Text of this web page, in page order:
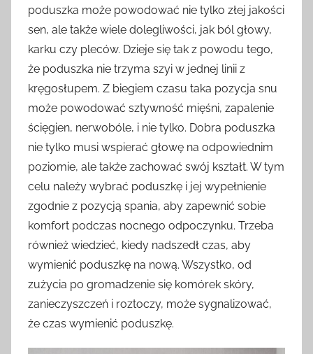
poduszka może powodować nie tylko złej jakości
sen, ale także wiele dolegliwości, jak ból głowy,
karku czy pleców. Dzieje się tak z powodu tego,
że poduszka nie trzyma szyi w jednej linii z
kręgosłupem. Z biegiem czasu taka pozycja snu
może powodować sztywność mięśni, zapalenie
ścięgien, nerwobóle, i nie tylko. Dobra poduszka
nie tylko musi wspierać głowę na odpowiednim
poziomie, ale także zachować swój kształt. W tym
celu należy wybrać poduszkę i jej wypełnienie
zgodnie z pozycją spania, aby zapewnić sobie
komfort podczas nocnego odpoczynku. Trzeba
również wiedzieć, kiedy nadszedł czas, aby
wymienić poduszkę na nową. Wszystko, od
zużycia po gromadzenie się komórek skóry,
zanieczyszczeń i roztoczy, może sygnalizować,
że czas wymienić poduszkę.